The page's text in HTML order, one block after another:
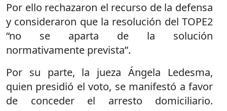
Por ello rechazaron el recurso de la defensa
y consideraron que la resolución del TOPE2
“no se aparta de la solución
normativamente prevista”.
Por su parte, la jueza Ángela Ledesma,
quien presidió el voto, se manifestó a favor
de conceder el arresto domiciliario.